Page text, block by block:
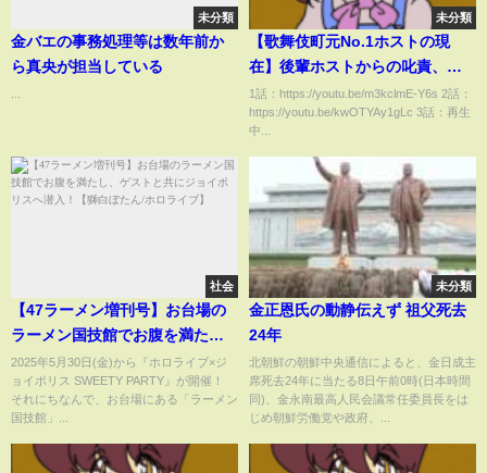
未分類
金バエの事務処理等は数年前か
ら真央が担当している
未分類
【歌舞伎町元No.1ホストの現
在】後輩ホストからの叱責、雑
務をこなす日々 それでも現役を
続ける理由【ALL BLACK-優生
1話：https://youtu.be/m3kclmE-Y6s 2話：
https://youtu.be/kwOTYAy1gLc 3話：再生
中...
社会
【47ラーメン増刊号】お台場の
ラーメン国技館でお腹を満た
し、ゲストと共にジョイポリス
へ潜入！【獅白ぼたん/ホロライ
ブ】
2025年5月30日(金)から『ホロライブ×ジ
ョイポリス SWEETY PARTY』が開催！
それにちなんで、お台場にある「ラーメン
国技館」...
未分類
金正恩氏の動静伝えず 祖父死去
24年
北朝鮮の朝鮮中央通信によると、金日成主
席死去24年に当たる8日午前0時(日本時間
同)、金永南最高人民会議常任委員長をは
じめ朝鮮労働党や政府、...